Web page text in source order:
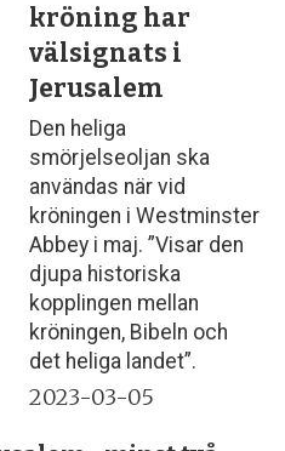
kröning har
välsignats i
Jerusalem
Den heliga
smörjelseoljan ska
användas när vid
kröningen i Westminster
Abbey i maj. ”Visar den
djupa historiska
kopplingen mellan
kröningen, Bibeln och
det heliga landet”.
2023-03-05